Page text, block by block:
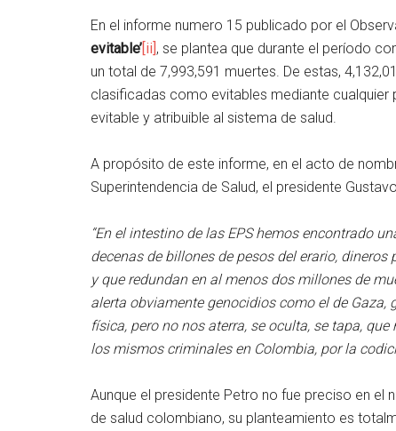
En el informe numero 15 publicado por el
evitable’ [ii] , se plantea que durante el período
un total de 7,993,591 muertes. De estas,
clasificadas como evitables mediante cualquier
evitable y atribuible al sistema de salud.
A propósito de este informe, en el acto de
Superintendencia de Salud, el presidente
“En el intestino de las EPS hemos encontrado
decenas de billones de pesos del erario,
y que redundan en al menos dos millones de
alerta obviamente genocidios como el de
física, pero no nos aterra, se oculta, se tapa,
los mismos criminales en Colombia, por la
Aunque el presidente Petro no fue preciso en
de salud colombiano, su planteamiento es